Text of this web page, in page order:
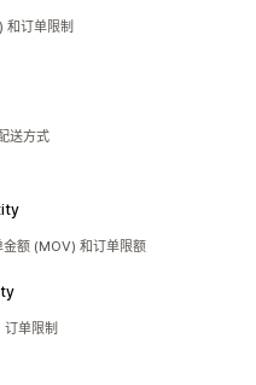
和订单限制
送方式
额 (MOV) 和订单限额
单限制